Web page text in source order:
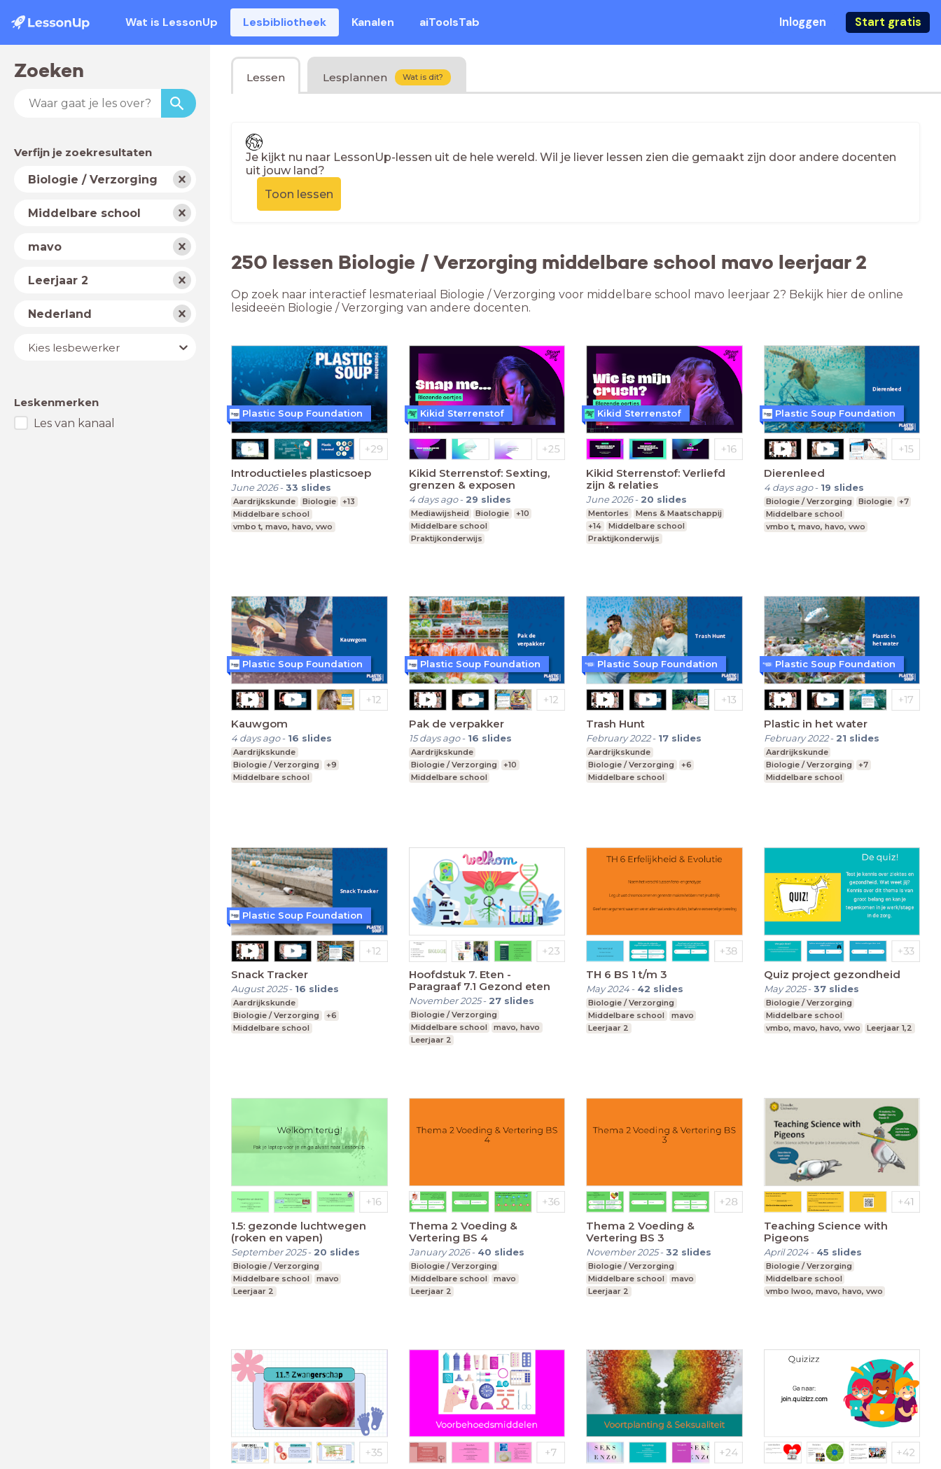
Wat is LessonUp Lesbibliotheek Kanalen aiToolsTab Inloggen Start gratis
Zoeken
Verfijn je zoekresultaten
VakBiologie / Verzorging
Schooltype
Middelbare school
mavo
JaarLeerjaar 2
LandNederland
Lesbewerker
Kies lesbewerker
Leskenmerken
Les van kanaal
Lessen Lesplannen Wat is dit?
Je kijkt nu naar LessonUp-lessen uit de hele wereld. Wil je liever lessen zien die gemaakt zijn door andere docenten
uit jouw land?
Toon lessen
250 lessen Biologie / Verzorging middelbare school mavo leerjaar 2
Op zoek naar interactief lesmateriaal Biologie / Verzorging voor middelbare school mavo leerjaar 2? Bekijk hier de online
lesideeën Biologie / Verzorging van andere docenten.
Introductieles plasticsoep
June 2026-33 slides
Aardrijkskunde Biologie
+13
Middelbare school
vmbo t, mavo, havo, vwo
Plastic Soup Foundation
Kikid Sterrenstof: Sexting,
grenzen & exposen
4 days ago- 29 slides
Mediawijsheid Biologie
+10
Middelbare school
Praktijkonderwijs
Kikid Sterrenstof
Kikid Sterrenstof: Verliefd
zijn & relaties
June 2026- 20 slides
Mentorles
Mens & Maatschappij
+14
Middelbare school
Praktijkonderwijs
Kikid Sterrenstof
Dierenleed
4 days ago- 19 slides
Biologie / Verzorging Biologie
+7
Middelbare school
vmbo t, mavo, havo, vwo
Plastic Soup Foundation
Kauwgom
4 days ago- 16 slides
Aardrijkskunde
Biologie / Verzorging
+9
Middelbare school
Plastic Soup Foundation
Pak de verpakker
15 days ago- 16 slides
Aardrijkskunde
Biologie / Verzorging
+10
Middelbare school
Plastic Soup Foundation
Trash Hunt
February 2022- 17 slides
Aardrijkskunde
Biologie / Verzorging
+6
Middelbare school
Plastic Soup Foundation
Plastic in het water
February 2022- 21 slides
Aardrijkskunde
Biologie / Verzorging
+7
Middelbare school
Plastic Soup Foundation
Snack Tracker
August 2025- 16 slides
Aardrijkskunde
Biologie / Verzorging
+6
Middelbare school
Plastic Soup Foundation
Hoofdstuk 7. Eten -
Paragraaf 7.1 Gezond eten
November 2025- 27 slides
Biologie / Verzorging
Middelbare school
mavo, havo
Leerjaar 2
TH 6 BS 1 t/m 3
May 2024- 42 slides
Biologie / Verzorging
Middelbare school
mavo
Leerjaar 2
Quiz project gezondheid
May 2025-37 slides
Biologie / Verzorging
Middelbare school
vmbo, mavo, havo, vwo
Leerjaar 1,2
1.5: gezonde luchtwegen
(roken en vapen)
September 2025- 20 slides
Biologie / Verzorging
Middelbare school
mavo
Leerjaar 2
Thema 2 Voeding &
Vertering BS 4
January 2026- 40 slides
Biologie / Verzorging
Middelbare school
mavo
Leerjaar 2
Thema 2 Voeding &
Vertering BS 3
November 2025-32 slides
Biologie / Verzorging
Middelbare school
mavo
Leerjaar 2
Teaching Science with
Pigeons
April 2024- 45 slides
Biologie / Verzorging
Middelbare school
vmbo lwoo, mavo, havo, vwo